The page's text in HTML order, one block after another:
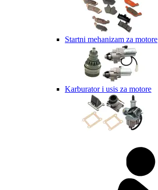
Startni mehanizam za motore
Karburator i usis za motore